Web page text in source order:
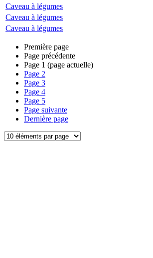
Caveau à légumes
Caveau à légumes
Caveau à légumes
Première page
Page précédente
Page 1 (page actuelle)
Page 2
Page 3
Page 4
Page 5
Page suivante
Dernière page